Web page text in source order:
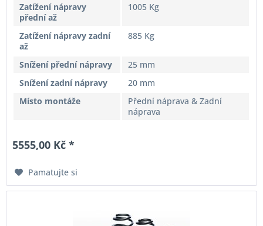
Zatížení nápravy
přední až
1005 Kg
Zatížení nápravy zadní
až
885 Kg
Snížení přední nápravy
25 mm
Snížení zadní nápravy
20 mm
Místo montáže
Přední náprava & Zadní
náprava
5555,00 Kč *
Pamatujte si